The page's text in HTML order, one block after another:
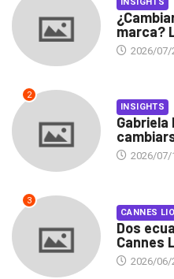
marca?
2026/07/
2
INSIGHTS
2026/07/
3
CANNES
Dos
Cannes
2026/06/